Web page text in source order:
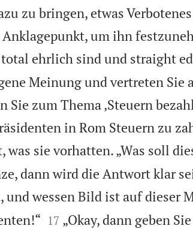
zu bringen, etwas
um ihn
ehrlich sind und straight
Meinung und vertreten Sie
zum Thema ‚Steuern
in Rom Steuern zu
was sie vorhatten. „Was soll
dann wird die Antwort klar
und wessen Bild ist auf dieser

17 „Okay, dann geben